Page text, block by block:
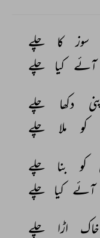
سوز کا
چلے
آئے کیا چلے
دکھا
چلے
کو ملا
چلے
کو بنا
چلے
آئے کیا چلے
خاک اڑا
چلے